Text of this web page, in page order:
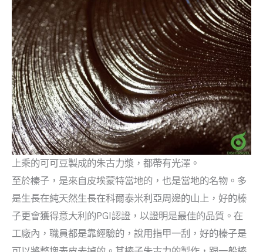
上乘的可可豆製成的朱古力漿，都帶有光澤。
至於榛子，是來自皮埃蒙特當地的，也是當地的名物。多
是生長在純天然生長在科爾泰米利亞周邊的山上，好的榛
子更會獲得意大利的PGI認證，以證明是最佳的品質。在
工廠內，職員都是靠經驗的，說用指甲一刮，好的榛子是